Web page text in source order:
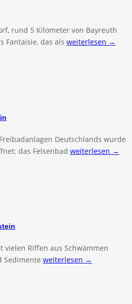
rund 5 Kilometer von Bayreuth
Fantaisie, das als weiterlesen →
Deutschlands wurde
das Felsenbad weiterlesen →
vielen Riffen aus Schwämmen
Sedimente weiterlesen →